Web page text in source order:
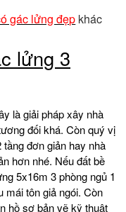
gác lửng đẹp khác
lửng 3
là giải pháp xây nhà
đối khá. Còn quý vị
đơn giản hay nhà
hơn nhé. Nếu đất bề
5x16m 3 phòng ngủ 1
mái tôn giả ngói. Còn
hồ sơ bản vẽ kỹ thuật